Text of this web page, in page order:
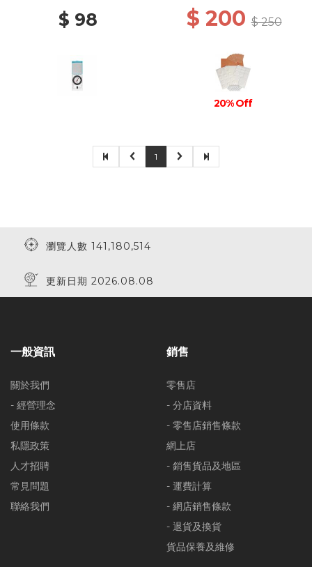
$ 98 $ 200$ 250
20% Off
1
瀏覽人數 141,180,514
更新日期 2026.08.08
一般資訊
關於我們
- 經營理念
使用條款
私隱政策
人才招聘
常見問題
聯絡我們
銷售
零售店
- 分店資料
- 零售店銷售條款
網上店
- 銷售貨品及地區
- 運費計算
- 網店銷售條款
- 退貨及換貨
貨品保養及維修